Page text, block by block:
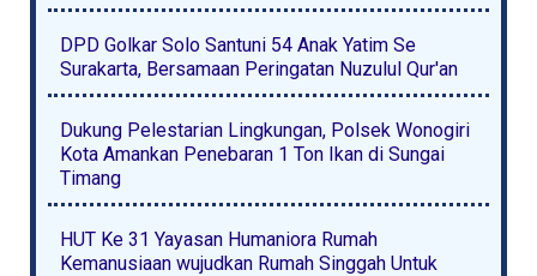
DPD Golkar Solo Santuni 54 Anak Yatim Se
Surakarta, Bersamaan Peringatan Nuzulul Qur'an
Dukung Pelestarian Lingkungan, Polsek Wonogiri
Kota Amankan Penebaran 1 Ton Ikan di Sungai
Timang
HUT Ke 31 Yayasan Humaniora Rumah
Kemanusiaan wujudkan Rumah Singgah Untuk